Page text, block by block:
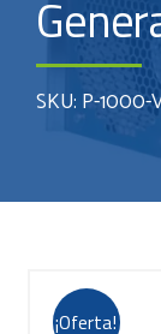
SKU: P-1000-
¡Oferta!